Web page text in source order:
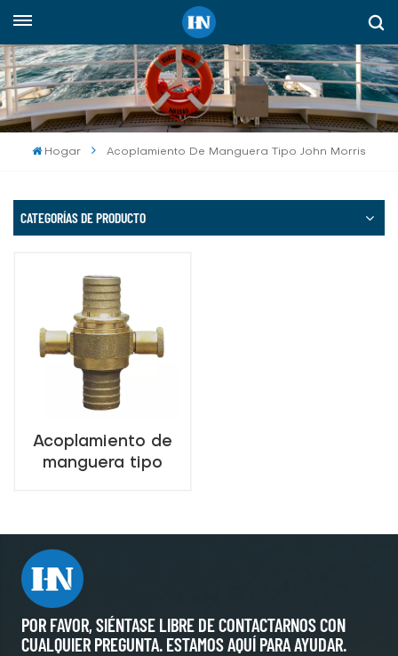
Español
English
русский
Hogar Acoplamiento De Manguera Tipo John Morris
CATEGORÍAS DE PRODUCTO
Acoplamiento de
manguera tipo
incendios
POR FAVOR, SIÉNTASE LIBRE DE CONTACTARNOS CON
CUALQUIER PREGUNTA. ESTAMOS AQUÍ PARA AYUDAR.